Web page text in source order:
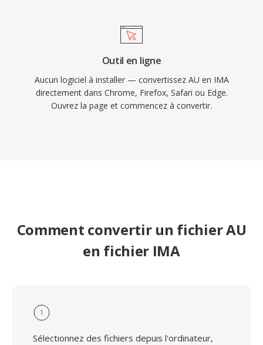
Outil en ligne
Aucun logiciel à installer — convertissez AU en IMA
directement dans Chrome, Firefox, Safari ou Edge.
Ouvrez la page et commencez à convertir.
Comment convertir un fichier AU
en fichier IMA
1
Sélectionnez des fichiers depuis l'ordinateur,